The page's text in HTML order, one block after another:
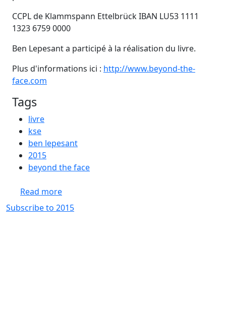
CCPL de Klammspann Ettelbrück IBAN LU53 1111
1323 6759 0000
Ben Lepesant a participé à la réalisation du livre.
Plus d'informations ici : http://www.beyond-the-
face.com
Tags
livre
kse
ben lepesant
2015
beyond the face
Read moreabout Beyond the Face
Subscribe to 2015